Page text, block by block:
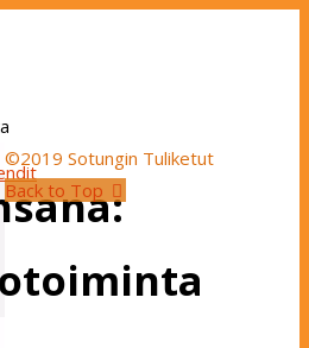
©2019 Sotungin Tuliketut
Back to Top